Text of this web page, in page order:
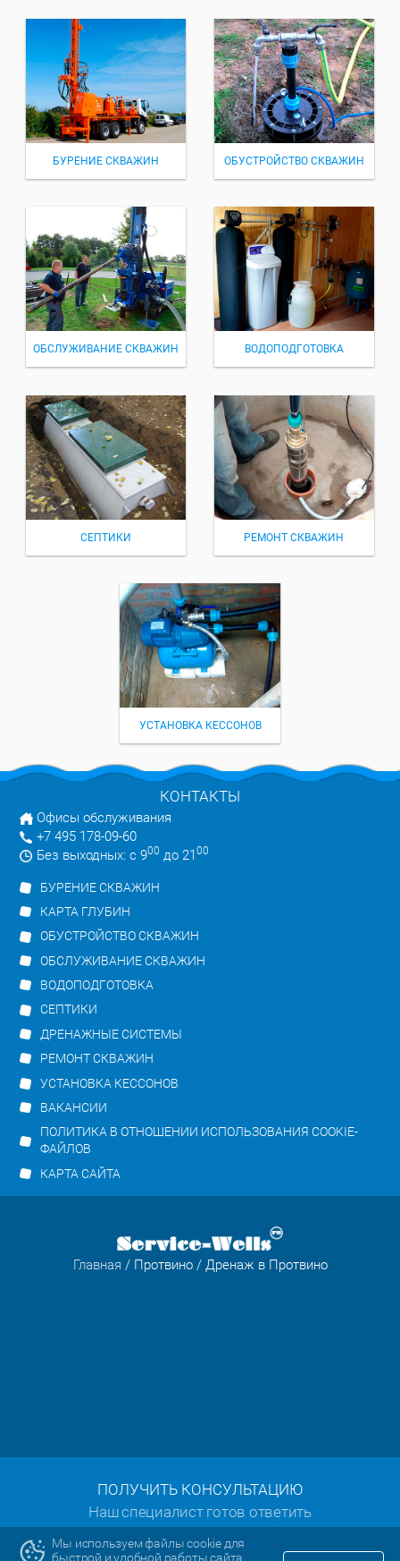
БУРЕНИЕ СКВАЖИН ОБУСТРОЙСТВО СКВАЖИН
ОБСЛУЖИВАНИЕ СКВАЖИН ВОДОПОДГОТОВКА
СЕПТИКИ РЕМОНТ СКВАЖИН
УСТАНОВКА КЕССОНОВ
КОНТАКТЫ
Офисы обслуживания
+7 495 178-09-60
Без выходных: с 900 до 21 00
БУРЕНИЕ СКВАЖИН
КАРТА ГЛУБИН
ОБУСТРОЙСТВО СКВАЖИН
ОБСЛУЖИВАНИЕ СКВАЖИН
ВОДОПОДГОТОВКА
СЕПТИКИ
ДРЕНАЖНЫЕ СИСТЕМЫ
РЕМОНТ СКВАЖИН
УСТАНОВКА КЕССОНОВ
ВАКАНСИИ
ПОЛИТИКА В ОТНОШЕНИИ ИСПОЛЬЗОВАНИЯ COOKIE-
ФАЙЛОВ
КАРТА САЙТА
Главная / Протвино/ Дренаж в Протвино
ПОЛУЧИТЬ КОНСУЛЬТАЦИЮ
Наш специалист готов ответить
на все ваши вопросы:
Мы используем файлы cookie для
быстрой и удобной работы сайта.